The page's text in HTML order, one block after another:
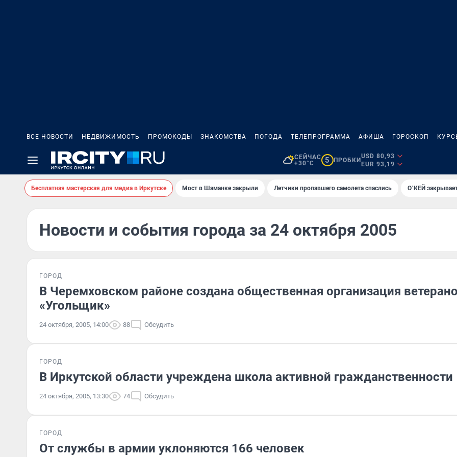
ВСЕ НОВОСТИ НЕДВИЖИМОСТЬ ПРОМОКОДЫ ЗНАКОМСТВА ПОГОДА ТЕЛЕПРОГРАММА АФИША ГОРОСКОП
СЕЙЧАС
+30°C
5 ПРОБКИ
USD 80,93
EUR 93,19
Бесплатная мастерская для медиа в Иркутске Мост в Шаманке закрыли Летчики пропавшего самолета спаслись О`КЕЙ
Новости и события города за 24 октября 2005
ГОРОД
В Черемховском районе создана общественная организация
«Угольщик»
24 октября, 2005, 14:00 88 Обсудить
ГОРОД
В Иркутской области учреждена школа активной гражданственности
24 октября, 2005, 13:30 74 Обсудить
ГОРОД
От службы в армии уклоняются 166 человек